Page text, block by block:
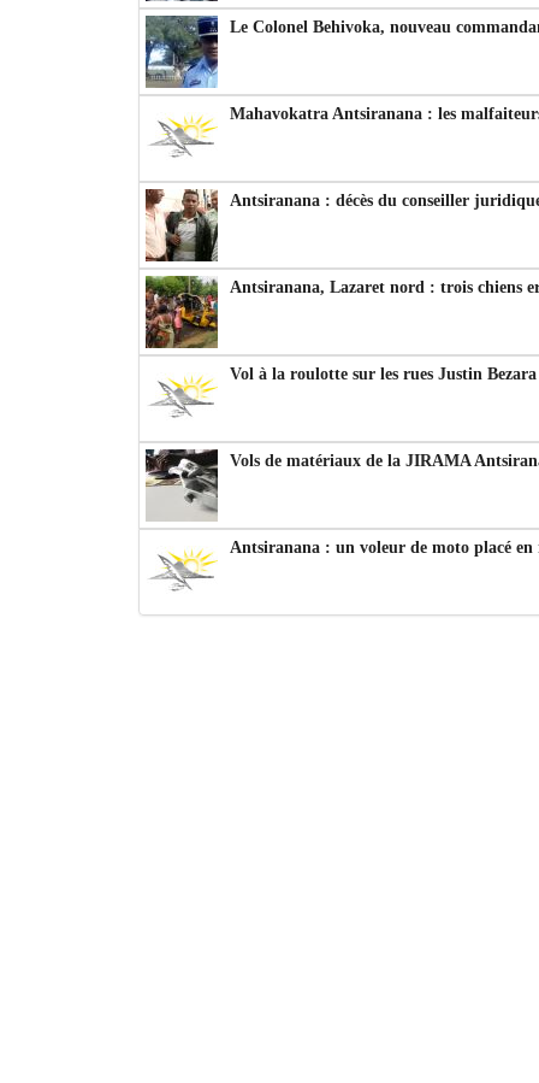
Le Colonel Behivoka, nouveau
Mahavokatra Antsiranana : les
Antsiranana : décès du conseiller
Antsiranana, Lazaret nord : trois chiens
Vol à la roulotte sur les rues Justin
Vols de matériaux de la JIRAMA
Antsiranana : un voleur de moto placé en